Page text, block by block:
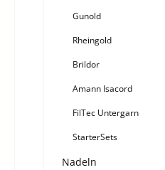
Gunold
Rheingold
Brildor
Amann Isacord
FilTec Untergarn
StarterSets
Nadeln